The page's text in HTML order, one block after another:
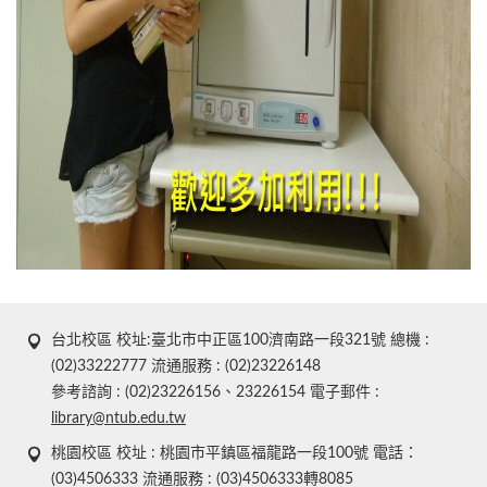
台北校區 校址:臺北市中正區100濟南路一段321號 總機 :
(02)33222777 流通服務 : (02)23226148
參考諮詢 : (02)23226156、23226154 電子郵件 :
library@ntub.edu.tw
桃園校區 校址 : 桃園市平鎮區福龍路一段100號 電話：
(03)4506333 流通服務 : (03)4506333轉8085